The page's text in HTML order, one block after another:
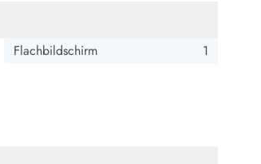
Flachbildschirm 1